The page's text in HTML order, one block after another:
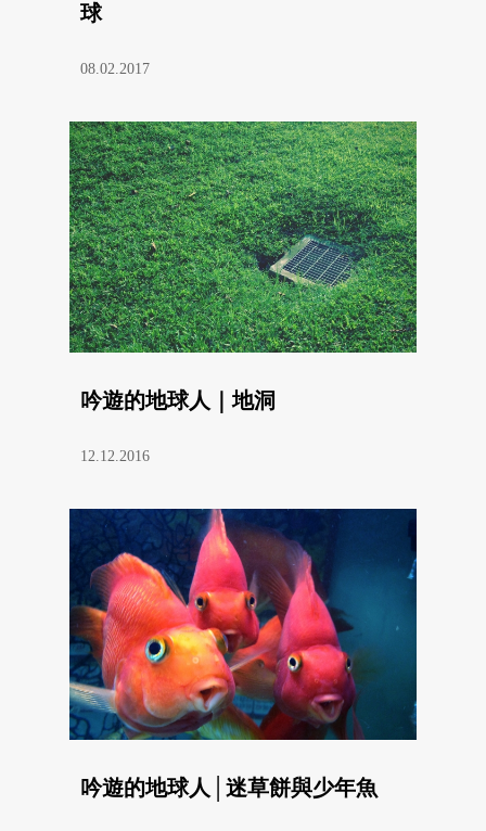
球
08.02.2017
吟遊的地球人｜地洞
12.12.2016
吟遊的地球人│迷草餅與少年魚